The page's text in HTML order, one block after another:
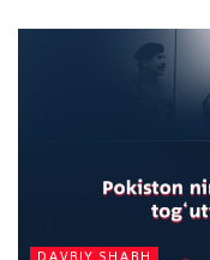
DAVRIY SHARH